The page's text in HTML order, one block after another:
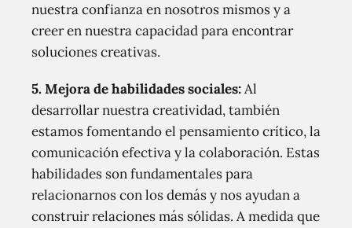
nuestra confianza en nosotros mismos y a
creer en nuestra capacidad para encontrar
soluciones creativas.
5. Mejora de habilidades sociales:Al
desarrollar nuestra creatividad, también
estamos fomentando el pensamiento crítico, la
comunicación efectiva y la colaboración. Estas
habilidades son fundamentales para
relacionarnos con los demás y nos ayudan a
construir relaciones más sólidas. A medida que